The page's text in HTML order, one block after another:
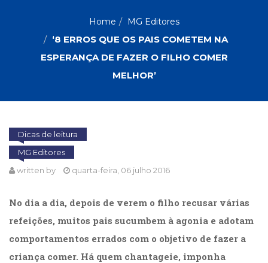
Autoajuda
(95)
Biografias,
(104)
Sociais
(102)
Cinema
Comportamento
Comunicação
(232)
e
Movimento
PROFESSORES
Home MG Editores
‘8 ERROS QUE OS PAIS COMETEM NA
ESPERANÇA DE FAZER O FILHO COMER
MELHOR’
Dicas de leitura
MG Editores
written by
quarta-feira, 06 julho 2016
No dia a dia, depois de verem o filho recusar várias
refeições, muitos pais sucumbem à agonia e adotam
comportamentos errados com o objetivo de fazer a
criança comer. Há quem chantageie, imponha